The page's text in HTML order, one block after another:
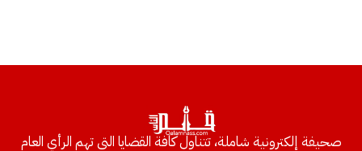
صحيفة إلكترونية شاملة، تتناول كافة القضايا التي تهم الرأي العام